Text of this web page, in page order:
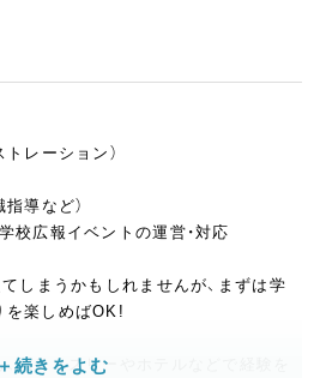
トレーション）
導など）
校広報イベントの運営・対応
しまうかもしれませんが、まずは学
を楽しめばOK!
パティスリーやホテルなどで経験を